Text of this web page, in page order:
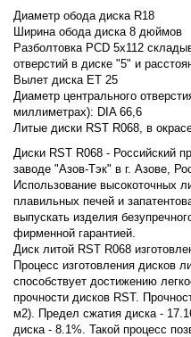
Диаметр обода диска R18
Ширина обода диска 8 дюймов
Разболтовка PCD 5x112
отверстий в диске "5" и
Вылет диска ET 25
Диаметр центрального
миллиметрах): DIA 66,6
Литые диски RST R068, в
Диски RST R068 - Российский
заводе "Азов-Тэк" в г. Азове,
Использование высокоточных
плавильных печей и
выпускать изделия
фирменной гарантией.
Диск литой RST R068
Процесс изготовления дисков
способствует достижению
прочности дисков RST.
м2). Предел сжатия диска -
диска - 8.1%. Такой процесс